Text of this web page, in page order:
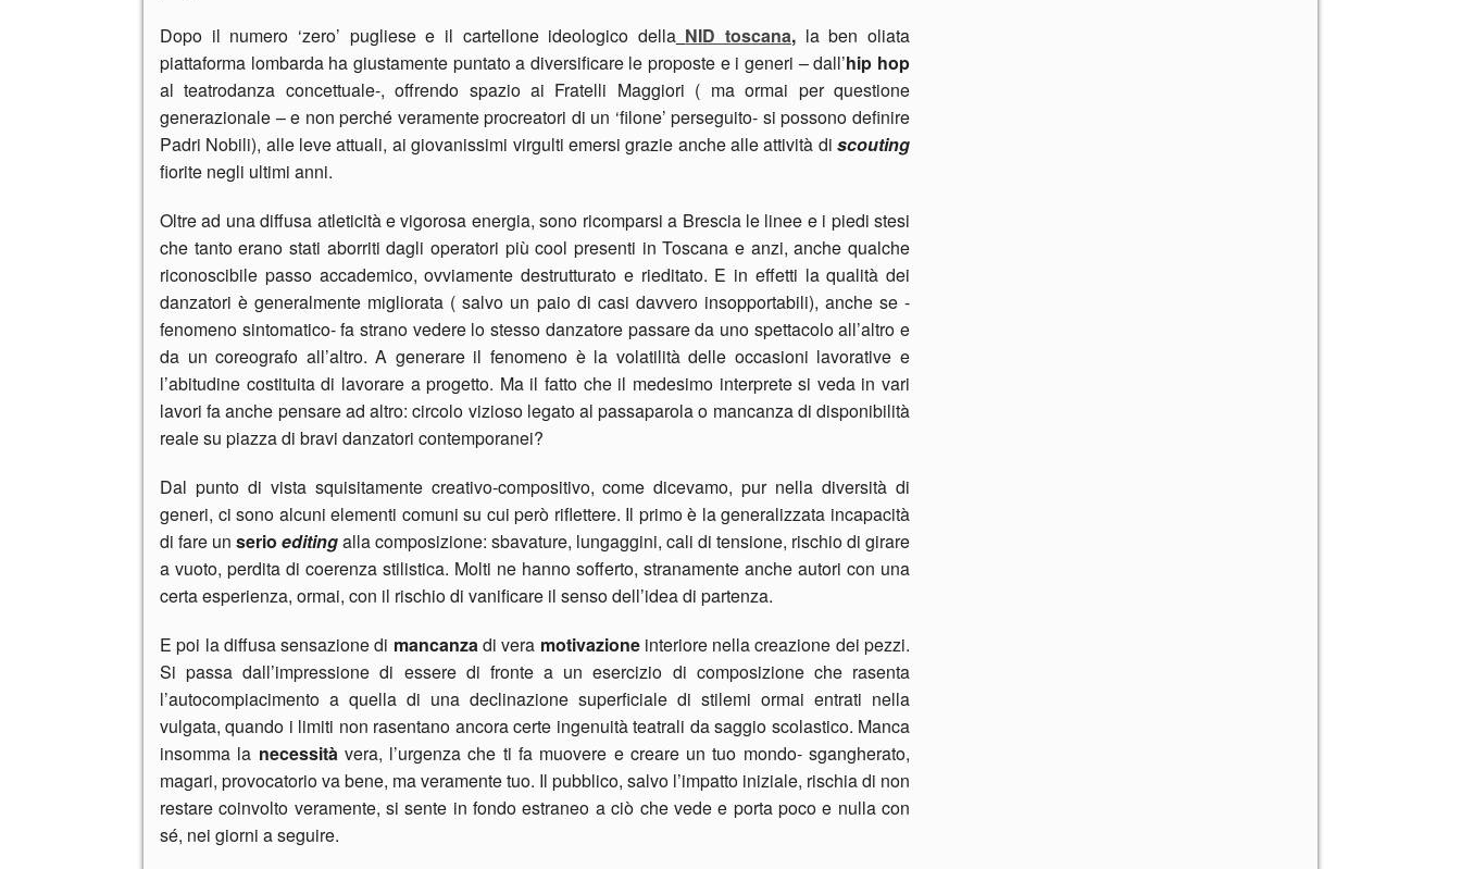
Dopo il numero ‘zero’ pugliese e il cartellone ideologico della NID toscana, la ben oliata
piattaforma lombarda ha giustamente puntato a diversificare le proposte e i generi – dall’hip hop
al teatrodanza concettuale-, offrendo spazio ai Fratelli Maggiori ( ma ormai per questione
generazionale – e non perché veramente procreatori di un ‘filone’ perseguito- si possono definire
Padri Nobili), alle leve attuali, ai giovanissimi virgulti emersi grazie anche alle attività di scouting
fiorite negli ultimi anni.
Oltre ad una diffusa atleticità e vigorosa energia, sono ricomparsi a Brescia le linee e i piedi stesi
che tanto erano stati aborriti dagli operatori più cool presenti in Toscana e anzi, anche qualche
riconoscibile passo accademico, ovviamente destrutturato e rieditato. E in effetti la qualità dei
danzatori è generalmente migliorata ( salvo un paio di casi davvero insopportabili), anche se -
fenomeno sintomatico- fa strano vedere lo stesso danzatore passare da uno spettacolo all’altro e
da un coreografo all’altro. A generare il fenomeno è la volatilità delle occasioni lavorative e
l’abitudine costituita di lavorare a progetto. Ma il fatto che il medesimo interprete si veda in vari
lavori fa anche pensare ad altro: circolo vizioso legato al passaparola o mancanza di disponibilità
reale su piazza di bravi danzatori contemporanei?
Dal punto di vista squisitamente creativo-compositivo, come dicevamo, pur nella diversità di
generi, ci sono alcuni elementi comuni su cui però riflettere. Il primo è la generalizzata incapacità
di fare un serio editingalla composizione: sbavature, lungaggini, cali di tensione, rischio di girare
a vuoto, perdita di coerenza stilistica. Molti ne hanno sofferto, stranamente anche autori con una
certa esperienza, ormai, con il rischio di vanificare il senso dell’idea di partenza.
E poi la diffusa sensazione di mancanzadi vera motivazioneinteriore nella creazione dei pezzi.
Si passa dall’impressione di essere di fronte a un esercizio di composizione che rasenta
l’autocompiacimento a quella di una declinazione superficiale di stilemi ormai entrati nella
vulgata, quando i limiti non rasentano ancora certe ingenuità teatrali da saggio scolastico. Manca
insomma la necessitàvera, l’urgenza che ti fa muovere e creare un tuo mondo- sgangherato,
magari, provocatorio va bene, ma veramente tuo. Il pubblico, salvo l’impatto iniziale, rischia di non
restare coinvolto veramente, si sente in fondo estraneo a ciò che vede e porta poco e nulla con
sé, nei giorni a seguire.